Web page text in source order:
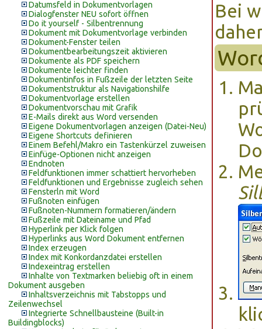
Datumsfeld in Dokumentvorlagen
Dialogfenster NEU sofort öffnen
Do it yourself - Silbentrennung
Dokument mit Dokumentvorlage verbinden
Dokument-Fenster teilen
Dokumentbearbeitungszeit aktivieren
Dokumente als PDF speichern
Dokumente leichter finden
Dokumentinfos in Fußzeile der letzten Seite
Dokumentstruktur als Navigationshilfe
Dokumentvorlage erstellen
Dokumentvorschau mit Grafik
E-Mails direkt aus Word versenden
Eigene Dokumentvorlagen anzeigen (Datei-Neu)
Eigene Shortcuts definieren
Einem Befehl/Makro ein Tastenkürzel zuweisen
Einfüge-Optionen nicht anzeigen
Endnoten
Feldfunktionen immer schattiert hervorheben
Feldfunktionen und Ergebnisse zugleich sehen
Fensterln mit Word
Fußnoten einfügen
Fußnoten-Nummern formatieren/ändern
Fußzeile mit Dateiname und Pfad
Hyperlink per Klick folgen
Hyperlinks aus Word Dokument entfernen
Index erzeugen
Index mit Konkordanzdatei erstellen
Indexeintrag erstellen
Inhalte von Textmarken beliebig oft in einem
Dokument ausgeben
Inhaltsverzeichnis mit Tabstopps und
Zeilenwechsel
Integrierte Schnellbausteine (Built-in
Buildingblocks)
Bei